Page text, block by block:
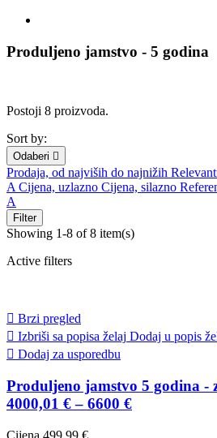
Produljeno jamstvo - 5 godina
Postoji 8 proizvoda.
Sort by:
Odaberi 
Prodaja, od najviših do najnižih
A Cijena, uzlazno Cijena, silazno
A
Filter
Showing 1-8 of 8 item(s)
Active filters
 Brzi pregled
 Izbriši sa popisa želaj Dodaj u popis
 Dodaj za usporedbu
Produljeno jamstvo 5 godina -
4000,01 € – 6600 €
Cijena 499,99 €